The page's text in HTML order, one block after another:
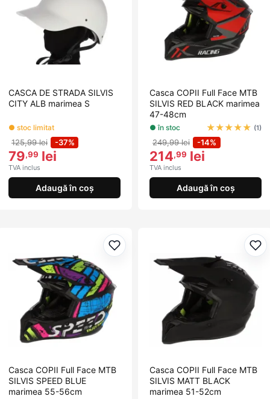
CASCA DE STRADA SILVIS
CITY ALB marimea S
● stoc limitat
125,99 lei -37%
79,99 lei
TVA inclus
Adaugă în coș
Casca COPII Full Face MTB
SILVIS RED BLACK marimea
47-48cm
● în stoc ★★★★★ (1)
249,99 lei -14%
214,99 lei
TVA inclus
Adaugă în coș
Adaugă la favorite
Casca COPII Full Face MTB
SILVIS SPEED BLUE
marimea 55-56cm
Casca COPII Full Face MTB
SILVIS MATT BLACK
marimea 51-52cm